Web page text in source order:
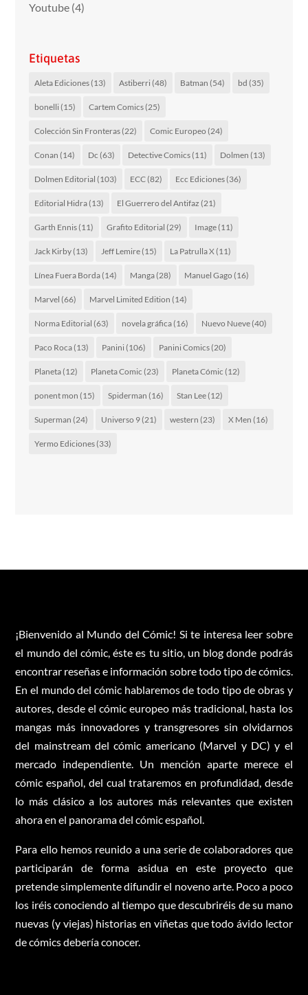
Youtube (4)
Etiquetas
Aleta Ediciones(13) Astiberri(48) Batman (54) bd (35)
bonelli(15) Cartem Comics(25)
Colección Sin Fronteras(22) Comic Europeo (24)
Conan (14) Dc (63) Detective Comics(11) Dolmen (13)
Dolmen Editorial (103) ECC(82) Ecc Ediciones(36)
Editorial Hidra(13) El Guerrero del Antifaz (21)
Garth Ennis(11) Grafito Editorial (29) Image(11)
Jack Kirby(13) Jeff Lemire(15) La Patrulla X(11)
Línea Fuera Borda(14) Manga(28) Manuel Gago (16)
Marvel (66) Marvel Limited Edition (14)
Norma Editorial (63) novela gráfica(16) Nuevo Nueve(40)
Paco Roca(13) Panini(106) Panini Comics(20)
Planeta(12) Planeta Comic (23) Planeta Cómic (12)
ponent mon (15) Spiderman (16) Stan Lee(12)
Superman (24) Universo 9(21) western (23) X Men (16)
Yermo Ediciones(33)
¡Bienvenido al Mundo del Cómic! Si te interesa leer sobre
el mundo del cómic, éste es tu sitio, un blog donde podrás
encontrar reseñas e información sobre todo tipo de cómics.
En el mundo del cómic hablaremos de todo tipo de obras y
autores, desde el cómic europeo más tradicional, hasta los
mangas más innovadores y transgresores sin olvidarnos
del mainstream del cómic americano (Marvel y DC) y el
mercado independiente. Un mención aparte merece el
cómic español, del cual trataremos en profundidad, desde
lo más clásico a los autores más relevantes que existen
ahora en el panorama del cómic español.
Para ello hemos reunido a una serie de colaboradores que
participarán de forma asidua en este proyecto que
pretende simplemente difundir el noveno arte. Poco a poco
los iréis conociendo al tiempo que descubriréis de su mano
nuevas (y viejas) historias en viñetas que todo ávido lector
de cómics debería conocer.